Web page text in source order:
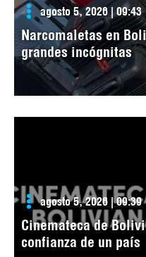
agosto 5, 2026 | 09:43
Narcomaletas en
grandes incógnitas
agosto 5, 2026 | 09:39
Cinemateca de
confianza de un país